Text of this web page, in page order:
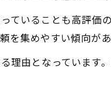
ていることも高評価
を集めやすい傾向があ
理由となっています